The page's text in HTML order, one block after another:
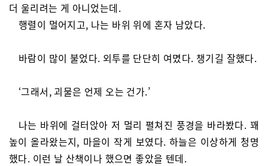
더 울리려는 게 아니었는데.
행렬이 멀어지고, 나는 바위 위에 혼자 남았다.
바람이 많이 불었다. 외투를 단단히 여몄다. 챙기길 잘했다.
‘그래서, 괴물은 언제 오는 건가.’
나는 바위에 걸터앉아 저 멀리 펼쳐진 풍경을 바라봤다. 꽤
높이 올라왔는지, 마을이 작게 보였다. 하늘은 이상하게 청명
했다. 이런 날 산책이나 했으면 좋았을 텐데.